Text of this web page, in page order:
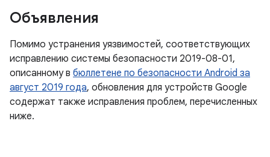
Объявления
Помимо устранения уязвимостей, соответствующих
исправлению системы безопасности 2019-08-01,
описанному в бюллетене по безопасности Android за
август 2019 года, обновления для устройств Google
содержат также исправления проблем, перечисленных
ниже.